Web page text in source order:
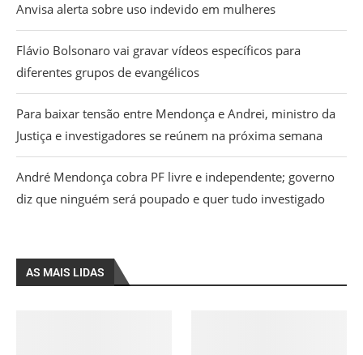
Anvisa alerta sobre uso indevido em mulheres
Flávio Bolsonaro vai gravar vídeos específicos para
diferentes grupos de evangélicos
Para baixar tensão entre Mendonça e Andrei, ministro da
Justiça e investigadores se reúnem na próxima semana
André Mendonça cobra PF livre e independente; governo
diz que ninguém será poupado e quer tudo investigado
AS MAIS LIDAS